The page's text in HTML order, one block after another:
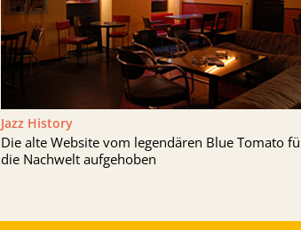
Jazz History
Die alte Website vom legendären Blue Tomato
die Nachwelt aufgehoben